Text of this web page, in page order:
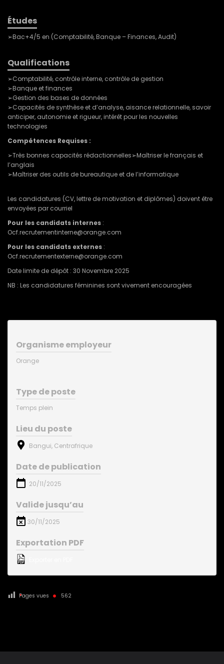
Études
➢Bac+4/5 en (Comptabilité, Banque – Finances, Audit)
Qualifications
➢Comptabilité, contrôle interne, contrôle de gestion
➢Banque et finances
➢Gestion des bases de données
➢Capacités de synthèse et d’analyse, aisance relationnelle, savoir
anticiper, autonomie et rigueur, intérêt pour les nouvelles
technologies
Compétences Requises :
➢Très bonnes capacités rédactionnelles➢Maîtriser le français et
l’anglais
➢Maîtriser des outils de bureautique et de l’informatique
Les candidatures (CV, lettre de motivation et diplômes) doivent être
envoyées par courriel
Pour les candidats internes :
Ocf.recrutementinterne@orange.com
Pour les candidats externes :
Ocf.recrutementexterne@orange.com
Date limite de dépôt : 30 Novembre 2025
NB : Les candidatures féminines sont vivement encouragées
Organisme employeur
Orange
Type de poste
Temps plein
Lieu du poste
Bangui, Centrafrique
Date de publication
20/11/2025
Valide jusqu’au
30/11/2025
Exportation PDF
Pages vues 562